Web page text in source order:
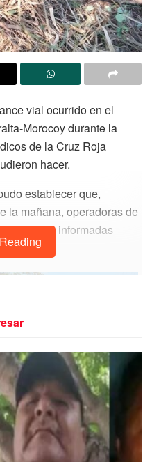
vial ocurrido en el
Morocoy durante la
de la Cruz Roja
hacer.
establecer que,
la mañana, operadoras de
fueron informadas
llamada.
acudieron al llamado,
que se trataba de un
dentro de la maleza,